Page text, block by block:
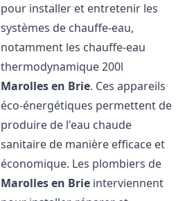
pour installer et entretenir les
systèmes de chauffe-eau,
notamment les chauffe-eau
thermodynamique 200l
Marolles en Brie. Ces appareils
éco-énergétiques permettent de
produire de l'eau chaude
sanitaire de manière efficace et
économique. Les plombiers de
Marolles en Brie interviennent